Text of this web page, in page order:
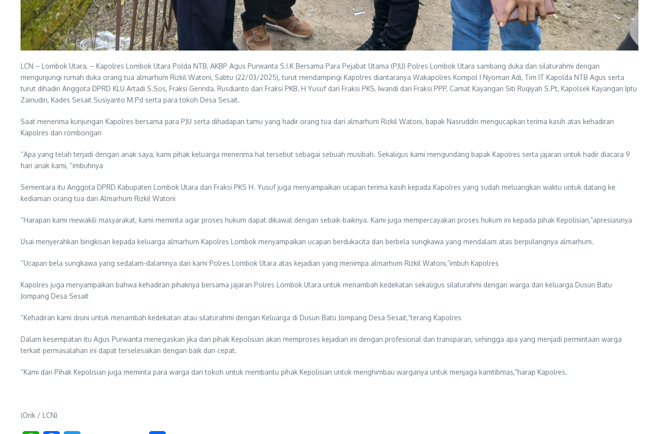
LCN – Lombok Utara, – Kapolres Lombok Utara Polda NTB, AKBP Agus Purwanta S.I.K Bersama Para Pejabat Utama (PJU) Polres Lombok Utara sambang duka dan silaturahmi dengan
mengunjungi rumah duka orang tua almarhum Rizkil Watoni, Sabtu (22/03/2025), turut mendampingi Kapolres diantaranya Wakapolres Kompol I Nyoman Adi, Tim IT Kapolda NTB Agus serta
turut dihadiri Anggota DPRD KLU Artadi S.Sos, Fraksi Gerinda, Rusdianto dari Fraksi PKB, H Yusuf dari Fraksi PKS, Iwandi dari Fraksi PPP, Camat Kayangan Siti Ruqiyah S.Pt, Kapolsek Kayangan Iptu
Zainudin, Kades Sesait Susiyanto M.Pd serta para tokoh Desa Sesait.
Saat menerima kunjungan Kapolres bersama para PJU serta dihadapan tamu yang hadir orang tua dari almarhum Rizkil Watoni, bapak Nasruddin mengucapkan terima kasih atas kehadiran
Kapolres dan rombongan
“Apa yang telah terjadi dengan anak saya, kami pihak keluarga menerima hal tersebut sebagai sebuah musibah. Sekaligus kami mengundang bapak Kapolres serta jajaran untuk hadir diacara 9
hari anak kami, “imbuhnya
Sementara itu Anggota DPRD Kabupaten Lombok Utara dari Fraksi PKS H. Yusuf juga menyampaikan ucapan terima kasih kepada Kapolres yang sudah meluangkan waktu untuk datang ke
kediaman orang tua dari Almarhum Rizkil Watoni
“Harapan kami mewakili masyarakat, kami meminta agar proses hukum dapat dikawal dengan sebaik-baiknya. Kami juga mempercayakan proses hukum ini kepada pihak Kepolisian,”apresiasinya
Usai menyerahkan bingkisan kepada keluarga almarhum Kapolres Lombok menyampaikan ucapan berdukacita dan berbela sungkawa yang mendalam atas berpulangnya almarhum.
“Ucapan bela sungkawa yang sedalam-dalamnya dari kami Polres Lombok Utara atas kejadian yang menimpa almarhum Rizkil Watoni,”imbuh Kapolres
Kapolres juga menyampaikan bahwa kehadiran pihaknya bersama jajaran Polres Lombok Utara untuk menambah kedekatan sekaligus silaturahmi dengan warga dan keluarga Dusun Batu
Jompang Desa Sesait
“Kehadiran kami disini untuk menambah kedekatan atau silaturahmi dengan Keluarga di Dusun Batu Jompang Desa Sesait,”terang Kapolres
Dalam kesempatan itu Agus Purwanta menegaskan jika dari pihak Kepolisian akan memproses kejadian ini dengan profesional dan transparan, sehingga apa yang menjadi permintaan warga
terkait permasalahan ini dapat terselesaikan dengan baik dan cepat.
“Kami dari Pihak Kepolisian juga meminta para warga dan tokoh untuk membantu pihak Kepolisian untuk menghimbau warganya untuk menjaga kamtibmas,”harap Kapolres.
(Orik / LCN)